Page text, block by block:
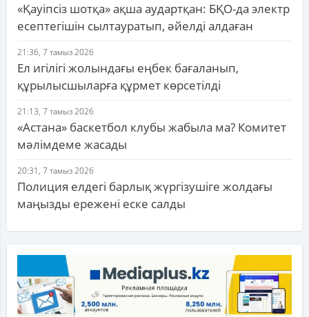
«Қауіпсіз шотқа» ақша аудартқан: БҚО-да электр
есептегішін сылтауратып, әйелді алдаған
21:36, 7 тамыз 2026
Ел игілігі жолындағы еңбек бағаланып,
құрылысшыларға құрмет көрсетілді
21:13, 7 тамыз 2026
«Астана» баскетбол клубы жабыла ма? Комитет
мәлімдеме жасады
20:31, 7 тамыз 2026
Полиция елдегі барлық жүргізушіге жолдағы
маңызды ережені еске салды